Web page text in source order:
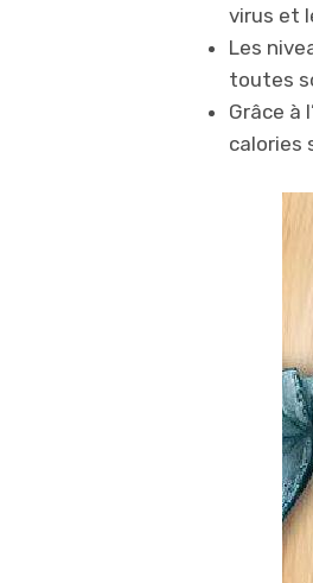
virus et
Les
toutes
Grâce à
calories